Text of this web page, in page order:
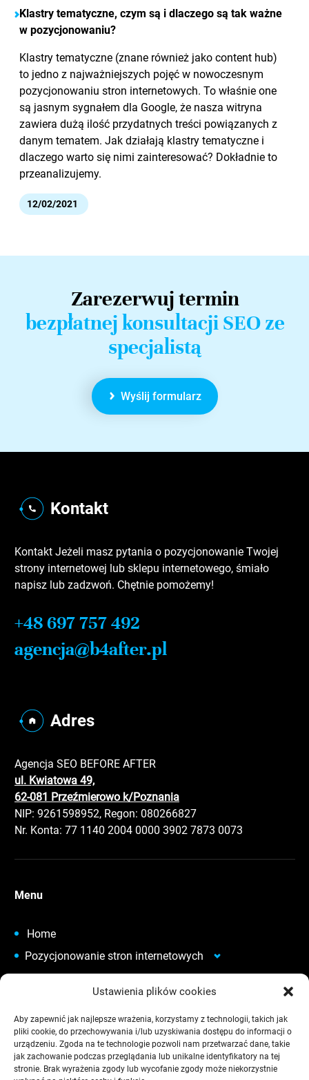
Ustawienia plików cookies
Aby zapewnić jak najlepsze wrażenia, korzystamy z technologii, takich jak
pliki cookie, do przechowywania i/lub uzyskiwania dostępu do informacji o
urządzeniu. Zgoda na te technologie pozwoli nam przetwarzać dane, takie
jak zachowanie podczas przeglądania lub unikalne identyfikatory na tej
stronie. Brak wyrażenia zgody lub wycofanie zgody może niekorzystnie
Klastry tematyczne, czym są i dlaczego są tak ważne
w pozycjonowaniu?
Klastry tematyczne (znane również jako content hub)
to jedno z najważniejszych pojęć w nowoczesnym
pozycjonowaniu stron internetowych. To właśnie one
są jasnym sygnałem dla Google, że nasza witryna
zawiera dużą ilość przydatnych treści powiązanych z
danym tematem. Jak działają klastry tematyczne i
dlaczego warto się nimi zainteresować? Dokładnie to
przeanalizujemy.
12/02/2021
Zarezerwuj termin
bezpłatnej konsultacji SEO ze
specjalistą
Wyślij formularz
Kontakt
Kontakt Jeżeli masz pytania o pozycjonowanie Twojej
strony internetowej lub sklepu internetowego, śmiało
napisz lub zadzwoń. Chętnie pomożemy!
+48 697 757 492
agencja@b4after.pl
Adres
Agencja SEO BEFORE AFTER
ul. Kwiatowa 49,
62-081 Przeźmierowo k/Poznania
NIP: 9261598952, Regon: 080266827
Nr. Konta: 77 1140 2004 0000 3902 7873 0073
Menu
Home
Pozycjonowanie stron internetowych
Audyt SEO stron internetowych
Tworzenie stron internetowych
Sklepy internetowe
Portfolio